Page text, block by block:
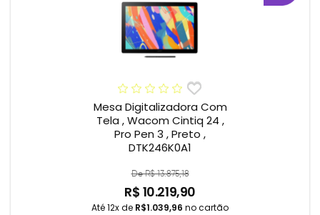
Mesa Digitalizadora Com
Tela , Wacom Cintiq 24 ,
Pro Pen 3 , Preto ,
DTK246K0A1
De R$ 13.875,18
R$ 10.219,90
Até 12x de R$1.039,96 no cartão